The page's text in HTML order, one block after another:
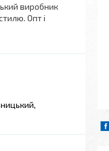
виробник
Опт і